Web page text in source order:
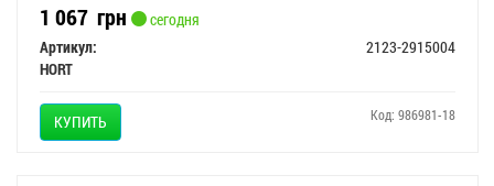
1 067 грн
сегодня
Артикул:
2123-2915004
HORT
КУПИТЬ Код: 986981-18